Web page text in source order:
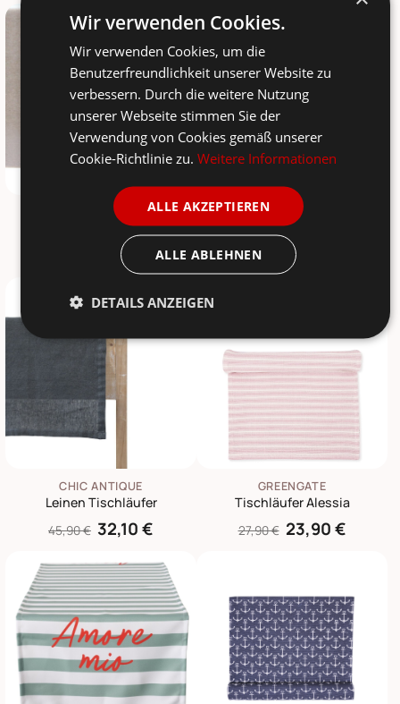
-30%
CHIC ANTIQUE
Tischläufer
26,50 €
KRASILNIKOFF
19,90 € 10,00 €
-30%
CHIC ANTIQUE
Leinen Tischläufer
45,90 € 32,10 €
GREENGATE
Tischläufer Alessia
27,90 € 23,90 €
Wir verwenden Cookies.
Wir verwenden Cookies, um die
Benutzerfreundlichkeit unserer Website zu
verbessern. Durch die weitere Nutzung
unserer Webseite stimmen Sie der
Verwendung von Cookies gemäß unserer
Cookie-Richtlinie zu. Weitere Informationen
ALLE AKZEPTIEREN
ALLE ABLEHNEN
DETAILS ANZEIGEN